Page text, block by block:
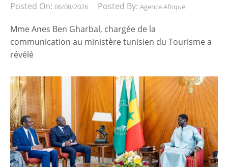
Posted On: 06/08/2026 Posted By: Agence Afrique
Mme Anes Ben Gharbal, chargée de la
communication au ministère tunisien du Tourisme a
révélé